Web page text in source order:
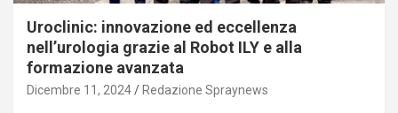
Uroclinic: innovazione ed eccellenza
nell’urologia grazie al Robot ILY e alla
formazione avanzata
Dicembre 11, 2024 Redazione Spraynews